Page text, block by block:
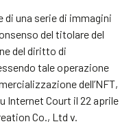
una serie di immagini
del titolare del
del diritto di
tale operazione
dell’NFT,
Internet Court il 22 aprile
Co., Ltd v.